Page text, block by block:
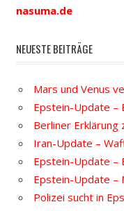
nasuma.de
NEUESTE BEITRÄGE
Mars und Venus
Epstein-Update –
Berliner
Iran-Update –
Epstein-Update –
Epstein-Update –
Polizei sucht in